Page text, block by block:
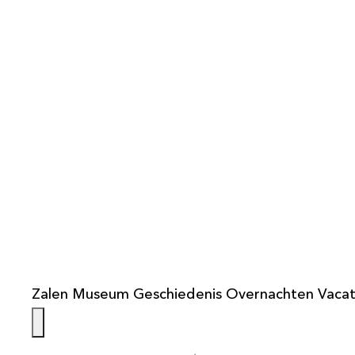
Zalen Museum Geschiedenis Overnachten